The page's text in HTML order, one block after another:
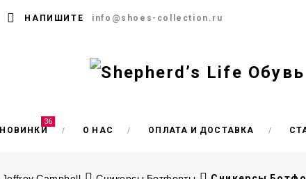
НАПИШИТЕ info@shoes-collection.ru
НОВИНКИ
36
О НАС ОПЛАТА И ДОСТАВКА